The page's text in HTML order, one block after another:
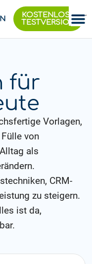
KOSTENLOSE
TESTVERSION
für
Vorlagen,
von
als
CRM-
zu steigern.
ist da,